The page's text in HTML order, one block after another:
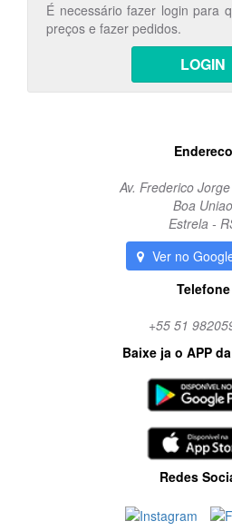
É necessário fazer login para
preços e fazer pedidos.
LOGIN
Endereco
Av. Frederico
Boa Uniao
Estrela -
Ver no
Telefone
+55 51
Baixe ja o APP
Redes